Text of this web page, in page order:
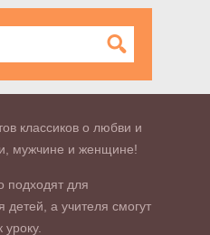
классиков о любви и
мужчине и женщине!
подходят для
детей, а учителя смогут
уроку.